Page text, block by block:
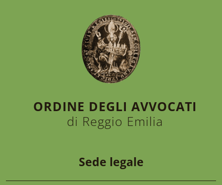
ORDINE DEGLI AVVOCATI
di Reggio Emilia
Sede legale